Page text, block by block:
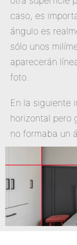
caso, es
ángulo es
sólo unos
aparecerán
foto.
En la siguiente
horizontal pero
no formaba un